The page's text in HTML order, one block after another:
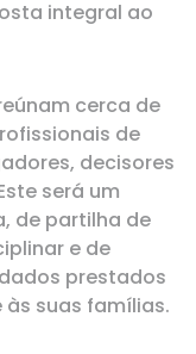
integral ao
cerca de
de
decisores
será um
de partilha de
e de
prestados
suas famílias.